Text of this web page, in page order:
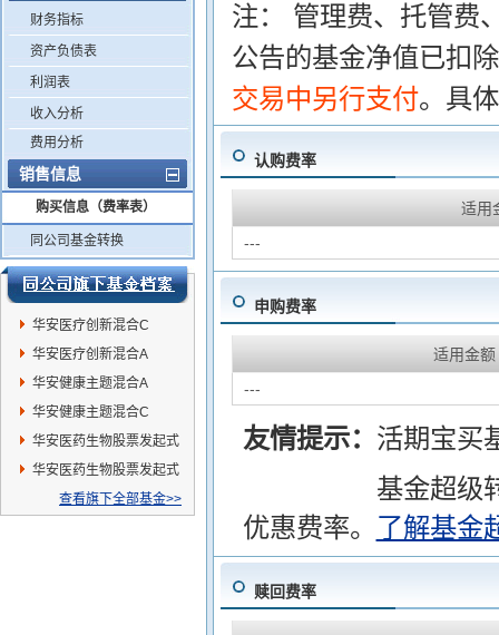
财务指标
资产负债表
利润表
收入分析
费用分析
销售信息
购买信息（费率表）
同公司基金转换
华安医疗创新混合C
华安医疗创新混合A
华安健康主题混合A
华安健康主题混合C
华安医药生物股票发起式
C
华安医药生物股票发起式
查看旗下全部基金>>
注： 管理费、托管费
公告的基金净值已扣
交易中另行支付。具
认购费率
适用
---
申购费率
适用金额
---
友情提示： 活期宝买
基金超级
优惠费率。 了解基金
赎回费率